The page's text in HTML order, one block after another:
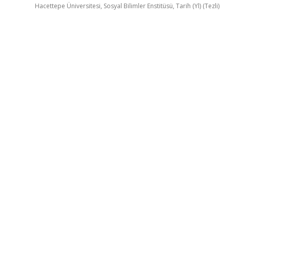
Hacettepe Üniversitesi, Sosyal Bilimler Enstitüsü, Tarih (Yl) (Tezli)